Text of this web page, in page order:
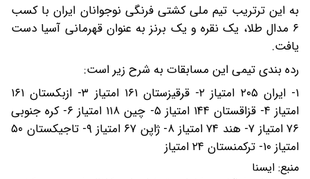
به این ترتریب تیم ملی کشتی فرنگی نوجوانان ایران با کسب
۶ مدال طلا، یک نقره و یک برنز به عنوان قهرمانی آسیا دست
یافت.
رده بندی تیمی این مسابقات به شرح زیر است:
۱- ایران ۲۰۵ امتیاز ۲- قرقیزستان ۱۶۱ امتیاز ۳- ازبکستان ۱۶۱
امتیاز ۴- قزاقستان ۱۴۴ امتیاز ۵- چین ۱۱۸ امتیاز ۶- کره جنوبی
۷۶ امتیاز ۷- هند ۷۴ امتیاز ۸- ژاپن ۶۷ امتیاز ۹- تاجیکستان ۵۰
امتیاز ۱۰- ترکمنستان ۲۴ امتیاز
منبع: ایسنا